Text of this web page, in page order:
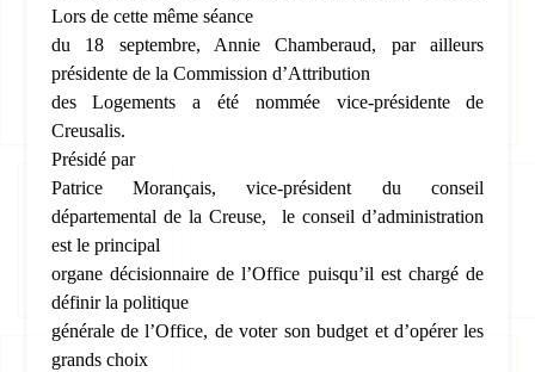
Lors de cette même séance
du 18 septembre, Annie Chamberaud, par ailleurs
présidente de la Commission d’Attribution
des Logements a été nommée vice-présidente de
Creusalis.
Présidé par
Patrice Morançais, vice-président du conseil
départemental de la Creuse,
le conseil d’administration
est le principal
organe décisionnaire de l’Office puisqu’il est chargé de
définir la politique
générale de l’Office, de voter son budget et d’opérer les
grands choix